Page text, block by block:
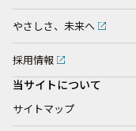
やさしさ、未来へ
採用情報
当サイトについて
サイトマップ